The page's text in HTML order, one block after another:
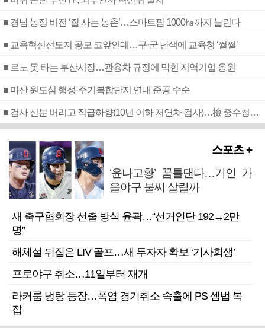
■ 경남 농정 비전 ‘잘 사는 농촌’…스마트팜 1000㏊까지 늘린다
■ 교육혁신선도지 공모 코앞인데…구·군 난색에 교육청 ‘쩔쩔’
■ 르노 못 타는 부산시장…관용차 규정에 막힌 지역기업 응원
■ 마산 원도심 행정·주거복합단지 연내 준공 수순
■ 검사 신분 버리고 직급하향(10년 이하 저연차 검사)…檢 중수청행 기피
스포츠 +
‘윤나고황’ 꿈틀댄다…거인 가
을야구 불씨 살릴까
새 축구협회장 선출 방식 윤곽…“선거인단 192→2만
명”
해체설 뒤집은 LIV 골프…새 투자자 확보 ‘기사회생’
프로야구 취소…11일부터 재개
라커룸 냉탕 등장…폭염 경기취소 속출에 PS 셈법 복
잡